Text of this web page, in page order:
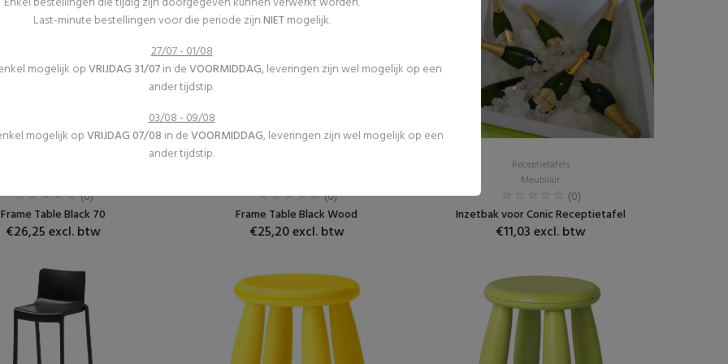
(0)
Frame Table Black 70
€26,25 excl. btw
(0)
Frame Table Black Wood
€25,20 excl. btw
Receptietafels
Meubilair
(0)
Inzetbak voor Conic Receptietafel
€11,03 excl. btw
Last-minute bestellingen voor die periode zijn NIETmogelijk.
27/07 - 01/08
mogelijk opVRIJDAG 31/07in deVOORMIDDAG, leveringen zijn wel mogelijk op een
ander tijdstip.
03/08 - 09/08
mogelijk opVRIJDAG 07/08 in deVOORMIDDAG, leveringen zijn wel mogelijk op een
ander tijdstip.